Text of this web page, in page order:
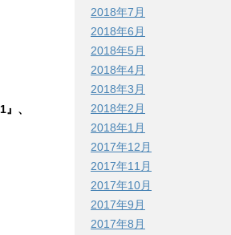
、
2018年7月
2018年6月
2018年5月
2018年4月
2018年3月
2018年2月
2018年1月
2017年12月
2017年11月
2017年10月
2017年9月
2017年8月